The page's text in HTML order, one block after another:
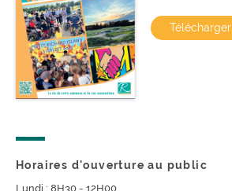
Télécharger
Horaires d'ouverture au public
Lundi : 8H30 - 12H00